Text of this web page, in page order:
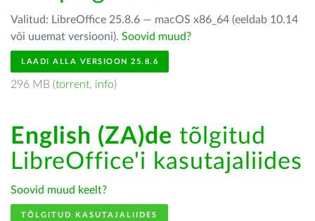
Valitud: LibreOffice 25.8.6 — macOS x86_64 (eeldab 10.14
või uuemat versiooni). Soovid muud?
LAADI ALLA VERSIOON 25.8.6
296 MB (torrent, info)
English (ZA)de tõlgitud
LibreOffice'i kasutajaliides
Soovid muud keelt?
TÕLGITUD KASUTAJALIIDES